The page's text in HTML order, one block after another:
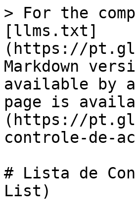
> For the
[llms.txt]
(https://
Markdown
available by
page is
(https://
controle-de-
# Lista de
List)